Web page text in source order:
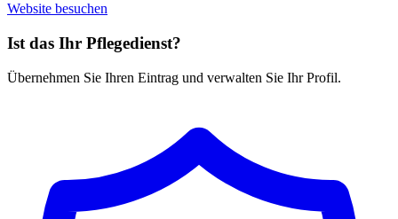
Website besuchen
Ist das Ihr Pflegedienst?
Übernehmen Sie Ihren Eintrag und verwalten Sie Ihr Profil.